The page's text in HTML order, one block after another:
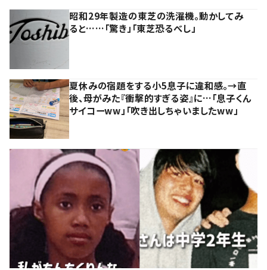
昭和29年製造の東芝の洗濯機。動かしてみ
ると……「驚き」「東芝恐るべし」
夏休みの宿題をする小5息子に違和感。→直
後、母がみた『衝撃的すぎる姿』に…「息子くん
サイコーww」「吹き出しちゃいましたww」